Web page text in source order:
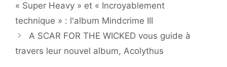
« Super Heavy » et « Incroyablement
technique » : l'album Mindcrime III
A SCAR FOR THE WICKED vous guide à
travers leur nouvel album, Acolythus